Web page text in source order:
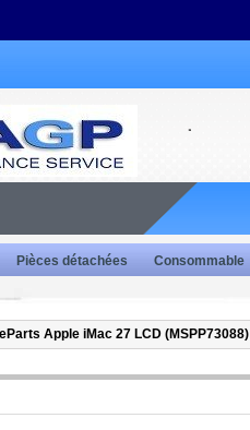
Pièces détachées Consommable
Apple iMac 27 LCD (MSPP73088)